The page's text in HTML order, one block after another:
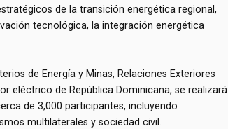
de la transición energética regional,
tecnológica, la integración energética
de Energía y Minas, Relaciones Exteriores
eléctrico de República Dominicana, se realizará
de 3,000 participantes, incluyendo
multilaterales y sociedad civil.